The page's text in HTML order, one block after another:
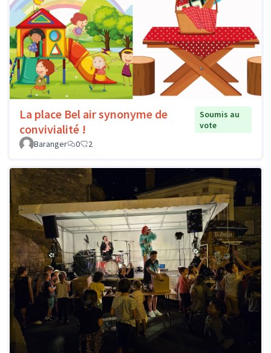
La place Bel air synonyme de
convivialité !
Soumis au
vote
Baranger
0 2